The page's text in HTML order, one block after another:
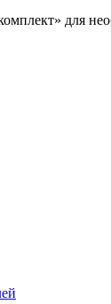
для